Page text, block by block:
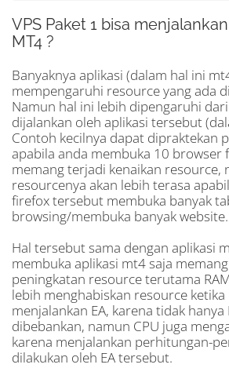
VPS Paket 1 bisa
MT4 ?
Banyaknya aplikasi (dalam hal ini
mempengaruhi resource yang ada
Namun hal ini lebih dipengaruhi
dijalankan oleh aplikasi tersebut
Contoh kecilnya dapat dipraktekan
apabila anda membuka 10 browser
memang terjadi kenaikan resource,
resourcenya akan lebih terasa
firefox tersebut membuka banyak
browsing/membuka banyak website.
Hal tersebut sama dengan aplikasi
membuka aplikasi mt4 saja
peningkatan resource terutama
lebih menghabiskan resource
menjalankan EA, karena tidak hanya
dibebankan, namun CPU juga
karena menjalankan perhitungan-
dilakukan oleh EA tersebut.